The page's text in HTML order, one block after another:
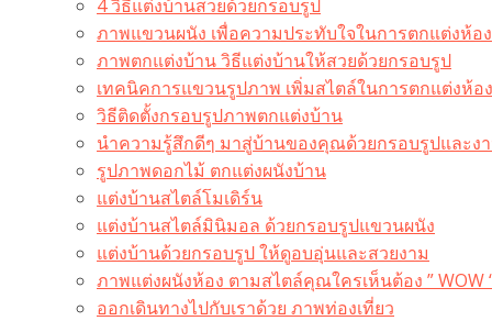
4 วิธีแต่งบ้านสวยด้วยกรอบรูป
ภาพแขวนผนัง เพื่อความประทับใจในการตกแต่งห้อง
ภาพตกแต่งบ้าน วิธีแต่งบ้านให้สวยด้วยกรอบรูป
เทคนิคการแขวนรูปภาพ เพิ่มสไตล์ในการตกแต่งห้อง
วิธีติดตั้งกรอบรูปภาพตกแต่งบ้าน
นำความรู้สึกดีๆ มาสู่บ้านของคุณด้วยกรอบรูปและง
รูปภาพดอกไม้ ตกแต่งผนังบ้าน
แต่งบ้านสไตล์โมเดิร์น
แต่งบ้านสไตล์มินิมอล ด้วยกรอบรูปแขวนผนัง
แต่งบ้านด้วยกรอบรูป ให้ดูอบอุ่นและสวยงาม
ภาพแต่งผนังห้อง ตามสไตล์คุณใครเห็นต้อง ” WOW
ออกเดินทางไปกับเราด้วย ภาพท่องเที่ยว